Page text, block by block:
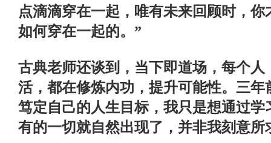
点滴滴穿在一起，唯有未来回顾时，
如何穿在一起的。”
古典老师还谈到，当下即道场，每个
活，都在修炼内功，提升可能性。三
笃定自己的人生目标，我只是想通过
有的一切就自然出现了，并非我刻意所